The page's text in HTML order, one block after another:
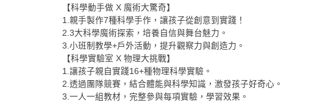
【科學動手做 X 魔術大驚奇】
1.親手製作7種科學手作，讓孩子從創意到實踐！
2.3大科學魔術探索，培養自信與舞台魅力。
3.小班制教學+戶外活動，提升觀察力與創造力。
【科學實驗室 X 物理大挑戰】
1.讓孩子親自實踐16+種物理科學實驗。
2.透過團隊競賽，結合體能與科學知識，激發孩子好奇心。
3.一人一組教材，完整參與每項實驗，學習效果。